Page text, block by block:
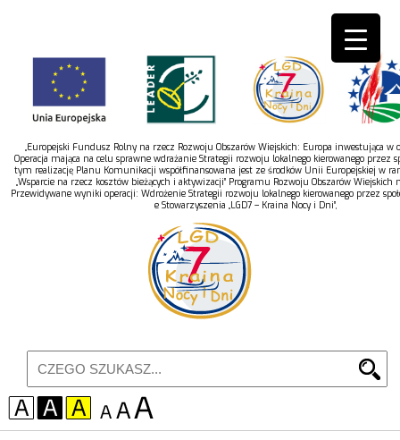
„Europejski Fundusz Rolny na rzecz Rozwoju Obszarów Wiejskich: Europa inwestująca w
Operacja mająca na celu sprawne wdrażanie Strategii rozwoju lokalnego kierowanego przez
tym realizację Planu Komunikacji współfinansowana jest ze środków Unii Europejskiej w
„Wsparcie na rzecz kosztów bieżących i aktywizacji” Programu Rozwoju Obszarów Wiejskich
Przewidywane wyniki operacji: Wdrożenie Strategii rozwoju lokalnego kierowanego przez
e Stowarzyszenia „LGD7 – Kraina Nocy i Dni”,